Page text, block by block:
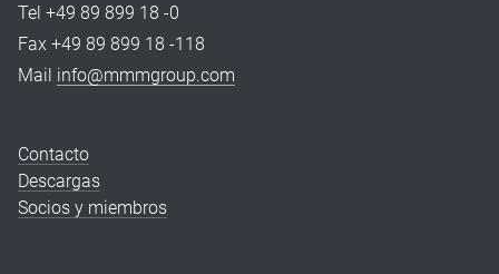
Tel +49 89 899 18 -0
Fax +49 89 899 18 -118
Mail info@mmmgroup.com
Contacto
Descargas
Socios y miembros